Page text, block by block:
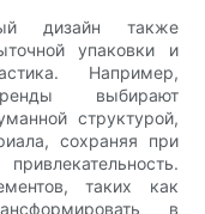
дизайн также
упаковки и
Например,
выбирают
структурой,
сохраняя при
таких как
в